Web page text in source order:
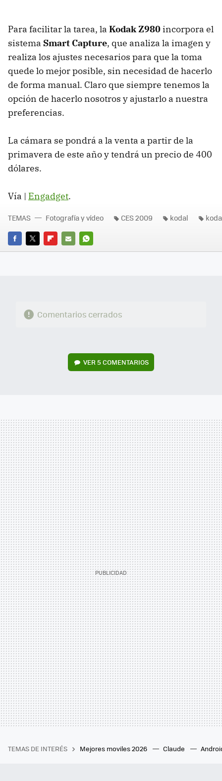
Para facilitar la tarea, la Kodak Z980 incorpora el
sistema Smart Capture, que analiza la imagen y
realiza los ajustes necesarios para que la toma
quede lo mejor posible, sin necesidad de hacerlo
de forma manual. Claro que siempre tenemos la
opción de hacerlo nosotros y ajustarlo a nuestra
preferencias.
La cámara se pondrá a la venta a partir de la
primavera de este año y tendrá un precio de 400
dólares.
Vía | Engadget.
FACEBOOK
TWITTERFLIPBOARD
E-
WHATSAPP
TEMAS Fotografía y vídeo CES 2009 kodal
Comentarios cerrados
VER5 COMENTARIOS
TEMAS DE INTERÉS Mejores moviles 2026 Claude